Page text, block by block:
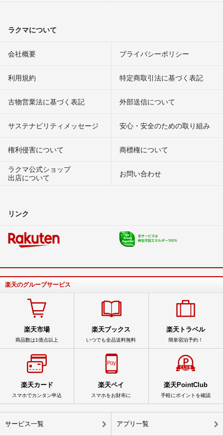
ラクマについて
会社概要 プライバシーポリシー
利用規約 特定商取引法に基づく表記
古物営業法に基づく表記 外部送信について
サステナビリティメッセージ 安心・安全のための取り組み
権利侵害について
商標権について
ラクマ公式ショップ
出店について
お問い合わせ
リンク
楽天のグループサービス
楽天市場
商品数は1億点以上
楽天ブックス
いつでも全品送料無料
楽天トラベル
簡単宿泊予約！
楽天カード
スマホでカンタン申込
楽天ペイ
スマホをお財布に
楽天PointClub
手軽にポイントを確認
サービス一覧 アプリ一覧